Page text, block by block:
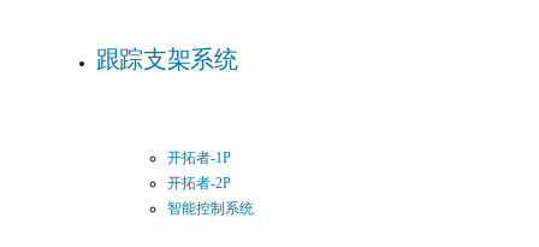
跟踪支架系统
开拓者-1P
开拓者-2P
智能控制系统